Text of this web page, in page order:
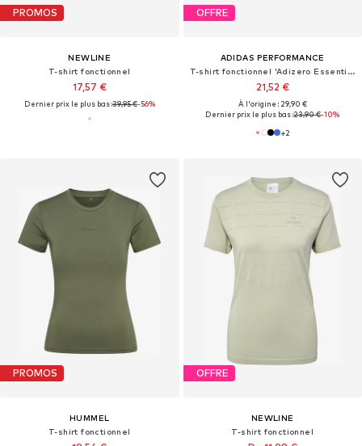
PROMOS
NEWLINE
T-shirt fonctionnel
17,57 €
Dernier prix le plus bas :39,95 €-56%
OFFRE
ADIDAS PERFORMANCE
T-shirt fonctionnel 'Adizero Essentials'
21,52 €
À l'origine : 29,90 €
Dernier prix le plus bas :23,90 €-10%
+2
PROMOS
HUMMEL
T-shirt fonctionnel
OFFRE
NEWLINE
T-shirt fonctionnel